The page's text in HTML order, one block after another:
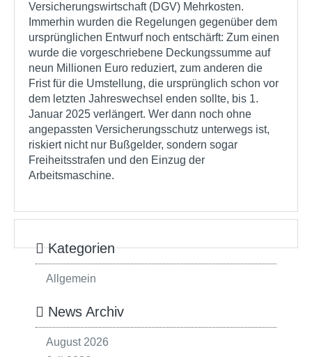
Versicherungswirtschaft (DGV) Mehrkosten.
Immerhin wurden die Regelungen gegenüber dem
ursprünglichen Entwurf noch entschärft: Zum einen
wurde die vorgeschriebene Deckungssumme auf
neun Millionen Euro reduziert, zum anderen die
Frist für die Umstellung, die ursprünglich schon vor
dem letzten Jahreswechsel enden sollte, bis 1.
Januar 2025 verlängert. Wer dann noch ohne
angepassten Versicherungsschutz unterwegs ist,
riskiert nicht nur Bußgelder, sondern sogar
Freiheitsstrafen und den Einzug der
Arbeitsmaschine.
Kategorien
Allgemein
News Archiv
August 2026